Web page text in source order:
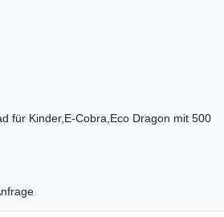
für Kinder,E-Cobra,Eco Dragon mit 500